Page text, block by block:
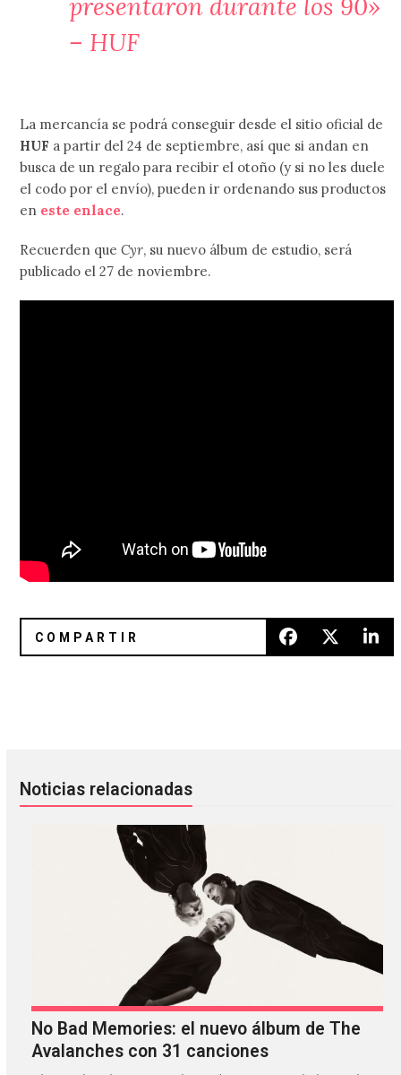
presentaron durante los 90»
– HUF
La mercancía se podrá conseguir desde el sitio oficial de
HUF a partir del 24 de septiembre, así que si andan en
busca de un regalo para recibir el otoño (y si no les duele
el codo por el envío), pueden ir ordenando sus productos
en este enlace.
Recuerden queCyr, su nuevo álbum de estudio, será
publicado el 27 de noviembre.
Noticias relacionadas
No Bad Memories: el nuevo álbum de The
Avalanches con 31 canciones